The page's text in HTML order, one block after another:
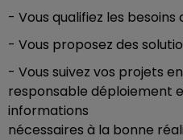
- Vous qualifiez les besoins
- Vous proposez des
- Vous suivez vos projets
responsable déploiement
informations
nécessaires à la bonne